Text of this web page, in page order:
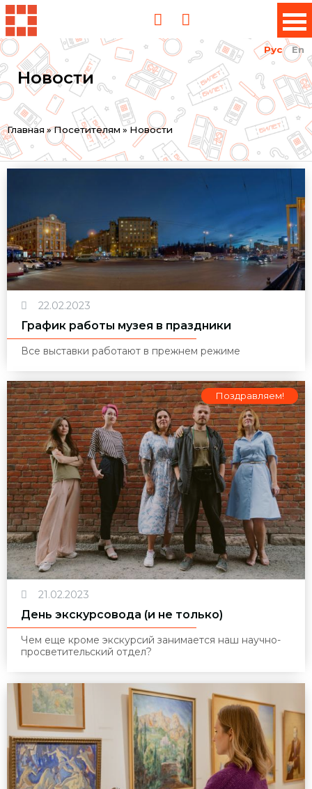
Рус En
Новости
Вы
здесь
Главная »Посетителям » Новости
22.02.2023
График работы музея в праздники
Все выставки работают в прежнем режиме
Поздравляем!
21.02.2023
День экскурсовода (и не только)
Чем еще кроме экскурсий занимается наш научно-
просветительский отдел?